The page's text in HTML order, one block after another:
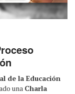
de la Educación
una Charla